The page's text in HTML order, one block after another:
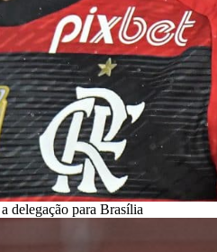
delegação para Brasília